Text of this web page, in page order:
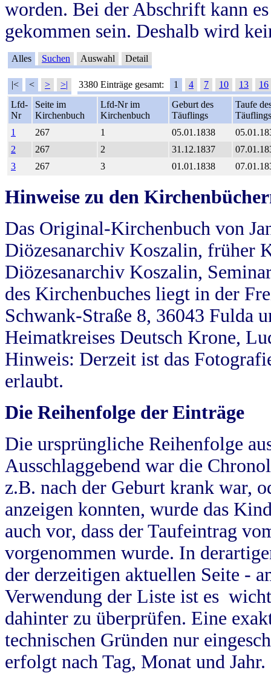
worden. Bei der Abschrift kann
gekommen sein. Deshalb wird
Alles Suchen Auswahl Detail
|< < > >| 3380 Einträge gesamt: 1 4 7 10 13
16
Lfd-
Nr
Seite im
Kirchenbuch
Lfd-Nr im
Kirchenbuch
Geburt des
Täuflings
Taufe
Täuflings
1
267 1 05.01.1838
2
267 2 31.12.1837
3
267 3 01.01.1838
Hinweise zu den
Das Original-Kirchenbuch von
Diözesanarchiv Koszalin, früher
Diözesanarchiv Koszalin,
des Kirchenbuches liegt in der
Schwank-Straße 8, 36043 Fulda
Heimatkreises Deutsch Krone,
Hinweis: Derzeit ist das
erlaubt.
Die Reihenfolge der Einträge
Die ursprüngliche Reihenfolge
Ausschlaggebend war die
z.B. nach der Geburt krank war,
anzeigen konnten, wurde das
auch vor, dass der Taufeintrag
vorgenommen wurde. In
der derzeitigen aktuellen Seite -
Verwendung der Liste ist es
dahinter zu überprüfen. Eine
technischen Gründen nur
erfolgt nach Tag, Monat und Jahr.